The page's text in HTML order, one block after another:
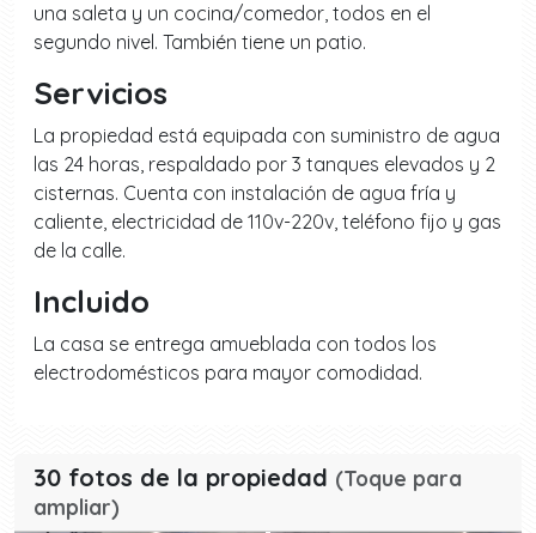
una saleta y un cocina/comedor, todos en el
segundo nivel. También tiene un patio.
Servicios
La propiedad está equipada con suministro de agua
las 24 horas, respaldado por 3 tanques elevados y 2
cisternas. Cuenta con instalación de agua fría y
caliente, electricidad de 110v-220v, teléfono fijo y gas
de la calle.
Incluido
La casa se entrega amueblada con todos los
electrodomésticos para mayor comodidad.
30 fotos de la propiedad (Toque para
ampliar)